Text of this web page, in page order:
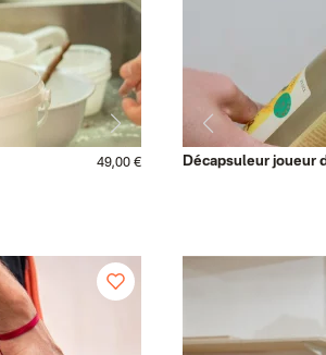
49,00 € Décapsuleur joueur